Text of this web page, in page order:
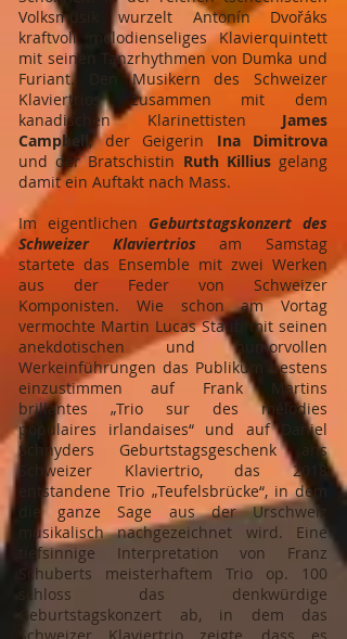
Volksmusik wurzelt Antonín Dvořáks
kraftvoll melodienseliges Klavierquintett
mit seinen Tanzrhythmen von Dumka und
Furiant. Den Musikern des Schweizer
Klaviertrios zusammen mit dem
kanadischen Klarinettisten James
Campbell, der Geigerin Ina Dimitrova
und der Bratschistin Ruth Killiusgelang
damit ein Auftakt nach Mass.
Im eigentlichen Geburtstagskonzert des
Schweizer Klaviertrios am Samstag
startete das Ensemble mit zwei Werken
aus der Feder von Schweizer
Komponisten. Wie schon am Vortag
vermochte Martin Lucas Staub mit seinen
anekdotischen und humorvollen
Werkeinführungen das Publikum bestens
einzustimmen auf Frank Martins
brillantes „Trio sur des mélodies
populaires irlandaises“ und auf Daniel
Schnyders Geburtstagsgeschenk ans
Schweizer Klaviertrio, das 2018
entstandene Trio „Teufelsbrücke“, in dem
die ganze Sage aus der Urschweiz
musikalisch nachgezeichnet wird. Eine
tiefsinnige Interpretation von Franz
Schuberts meisterhaftem Trio op. 100
schloss das denkwürdige
Geburtstagskonzert ab, in dem das